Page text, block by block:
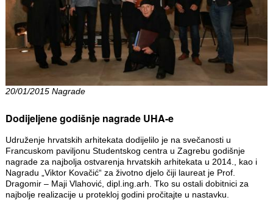
20/01/2015 Nagrade
Dodijeljene godišnje nagrade UHA-e
Udruženje hrvatskih arhitekata dodijelilo je na svečanosti u
Francuskom paviljonu Studentskog centra u Zagrebu godišnje
nagrade za najbolja ostvarenja hrvatskih arhitekata u 2014., kao i
Nagradu „Viktor Kovačić“ za životno djelo čiji laureat je Prof.
Dragomir – Maji Vlahović, dipl.ing.arh. Tko su ostali dobitnici za
najbolje realizacije u protekloj godini pročitajte u nastavku.